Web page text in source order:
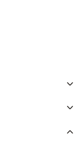
›
›
›